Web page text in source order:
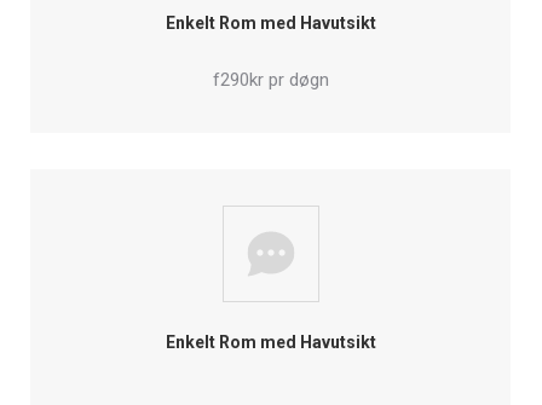
Enkelt Rom med Havutsikt
f290kr pr døgn
Enkelt Rom med Havutsikt